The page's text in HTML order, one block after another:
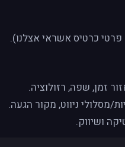
מסלולי ניווט, מקור הגעה.
ושיווק.